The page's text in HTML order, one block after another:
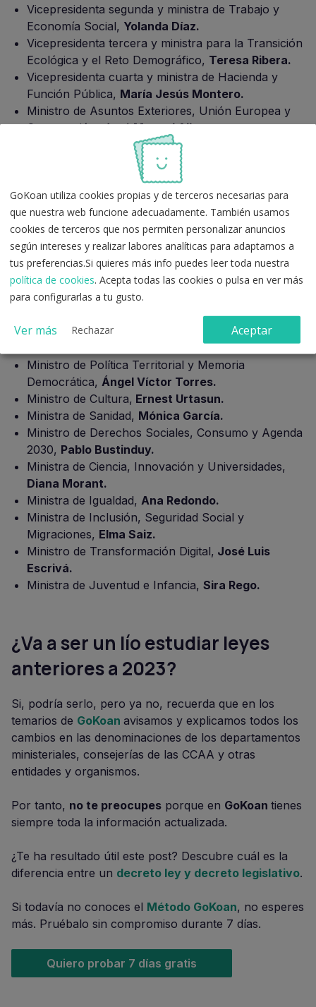
Vicepresidenta segunda y ministra de Trabajo y
Economía Social, Yolanda Díaz.
Vicepresidenta tercera y ministra para la Transición
Ecológica y el Reto Demográfico, Teresa Ribera.
Vicepresidenta cuarta y ministra de Hacienda y
Función Pública, María Jesús Montero.
Ministro de Asuntos Exteriores, Unión Europea y
Cooperación,José Manuel Albares.
Ministro de la Presidencia, Justicia y Relaciones
Félix Bolaños.
Ministra de Defensa,Margarita Robles.
Ministro del Interior,Fernando Grande-Marlaska.
Ministro de Transportes y Movilidad Sostenible,
Óscar Puente.
Ministra de Vivienda y Agenda Urbana,Isabel
Rodríguez.
Ministra de Educación, Formación Profesional y
Deportes; y portavoz del Gobierno,
Jordi Hereu.
Ministro de Agricultura, Pesca y Alimentación,
Ministro de Política Territorial y Memoria
Democrática, Ángel Víctor Torres.
Ministro de Cultura, Ernest Urtasun.
Ministra de Sanidad, Mónica García.
Ministro de Derechos Sociales, Consumo y Agenda
2030, Pablo Bustinduy.
Ministra de Ciencia, Innovación y Universidades,
Diana Morant.
Ministra de Igualdad, Ana Redondo.
Ministra de Inclusión, Seguridad Social y
Migraciones, Elma Saiz.
Ministro de Transformación Digital, José Luis
Escrivá.
Ministra de Juventud e Infancia, Sira Rego.
¿Va a ser un lío estudiar leyes
anteriores a 2023?
Si, podría serlo, pero ya no, recuerda que en los
temarios de GoKoan avisamos y explicamos todos los
cambios en las denominaciones de los departamentos
ministeriales, consejerías de las CCAA y otras
entidades y organismos.
Por tanto, no te preocupes porque en GoKoan tienes
siempre toda la información actualizada.
¿Te ha resultado útil este post? Descubre cuál es la
diferencia entre un decreto ley y decreto legislativo.
Si todavía no conoces el Método GoKoan, no esperes
más. Pruébalo sin compromiso durante 7 días.
Quiero probar 7 días gratis
GoKoan utiliza cookies propias y de terceros necesarias para
que nuestra web funcione adecuadamente. También usamos
cookies de terceros que nos permiten personalizar anuncios
según intereses y realizar labores analíticas para adaptarnos a
tus preferencias.Si quieres más info puedes leer toda nuestra
política de cookies. Acepta todas las cookies o pulsa en ver más
para configurarlas a tu gusto.
Ver más Rechazar Aceptar